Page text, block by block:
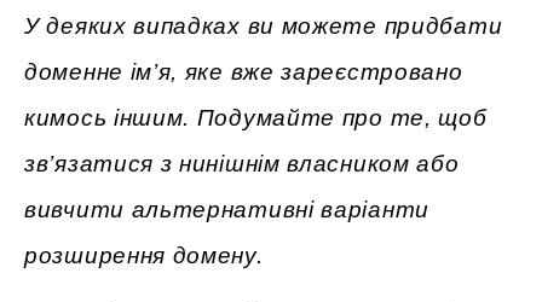
У деяких випадках ви можете придбати
доменне ім’я, яке вже зареєстровано
кимось іншим. Подумайте про те, щоб
зв’язатися з нинішнім власником або
вивчити альтернативні варіанти
розширення домену.